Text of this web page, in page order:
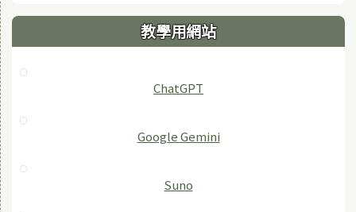
教學用網站
ChatGPT
‎Google Gemini
Suno